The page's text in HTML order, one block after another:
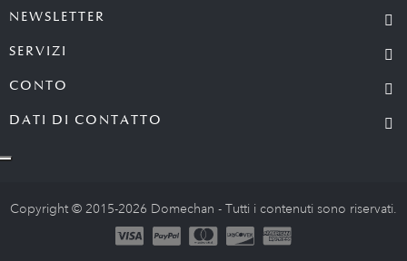
NEWSLETTER
SERVIZI
CONTO
DATI DI CONTATTO
Copyright © 2015-2026 Domechan - Tutti i contenuti sono riservati.